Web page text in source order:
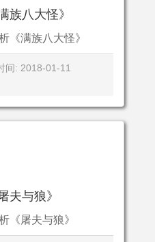
族八大怪》
《满族八大怪》
间: 2018-01-11
夫与狼》
《屠夫与狼》